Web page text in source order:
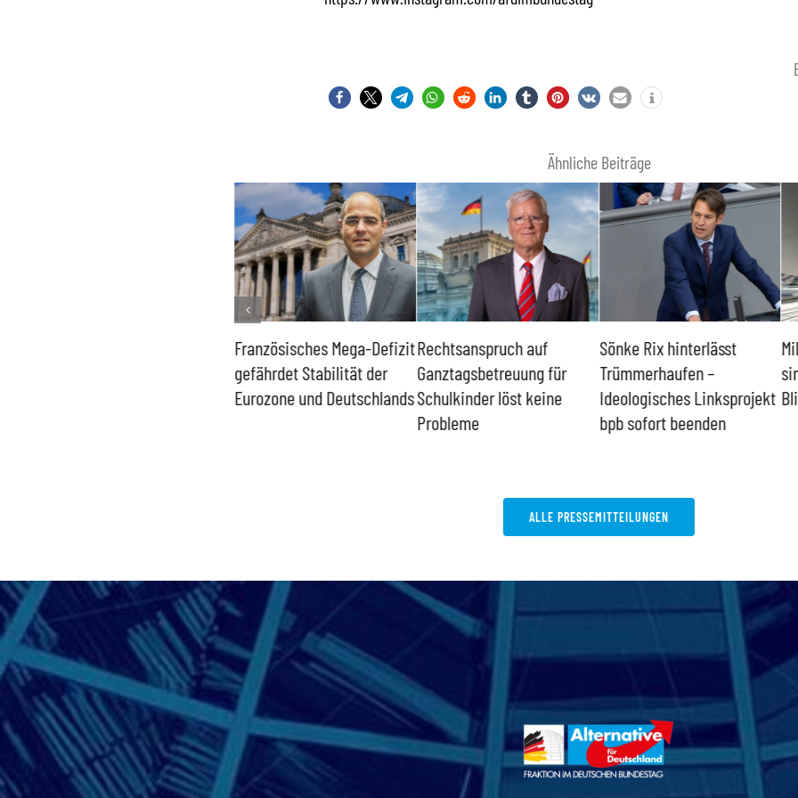
Ähnliche Beiträge
Französisches Mega-Defizit
gefährdet Stabilität der
Eurozone und Deutschlands
Rechtsanspruch auf
Ganztagsbetreuung für
Schulkinder löst keine
Probleme
Sönke Rix hinterlässt
Trümmerhaufen –
Ideologisches Linksprojekt
bpb sofort beenden
ALLE PRESSEMITTEILUNGEN